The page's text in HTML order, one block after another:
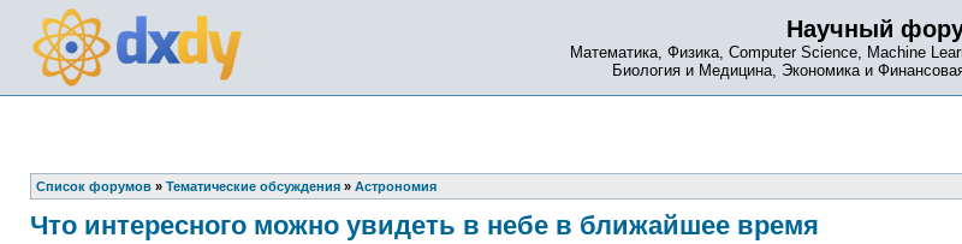
Научный
Математика, Физика, Computer Science, Machine
Биология и Медицина, Экономика и
Список форумов » Тематические обсуждения » Астрономия
Что интересного можно увидеть в небе в ближайшее время